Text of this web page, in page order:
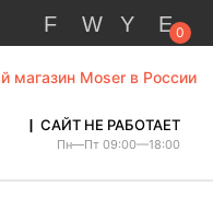
0
САЙТ НЕ РАБОТАЕТ
Пн—Пт 09:00—18:00